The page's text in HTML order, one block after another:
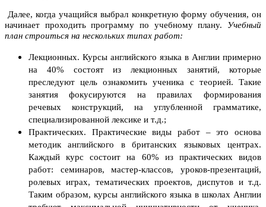
Далее, когда учащийся выбрал конкретную форму обучения, он
начинает проходить программу по учебному плану. Учебный
план строиться на нескольких типах работ:
Лекционных. Курсы английского языка в Англии примерно
на 40% состоят из лекционных занятий, которые
преследуют цель ознакомить ученика с теорией. Такие
занятия фокусируются на правилах формирования
речевых конструкций, на углубленной грамматике,
специализированной лексике и т.д.;
Практических. Практические виды работ – это основа
методик английского в британских языковых центрах.
Каждый курс состоит на 60% из практических видов
работ: семинаров, мастер-классов, уроков-презентаций,
ролевых играх, тематических проектов, диспутов и т.д.
Таким образом, курсы английского языка в школах Англии